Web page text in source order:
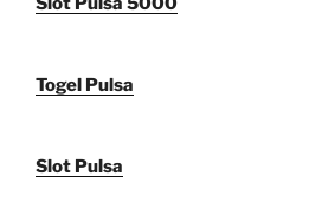
Togel Pulsa
Slot Pulsa